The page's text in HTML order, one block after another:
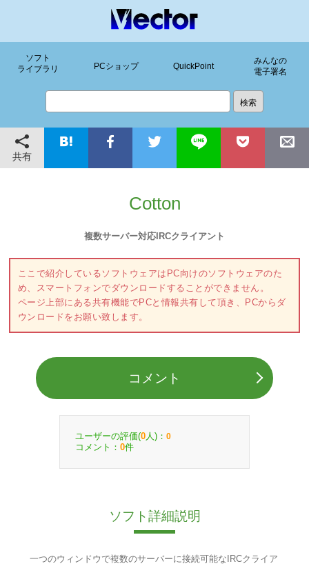
ソフト
ライブラリ
PCショップ QuickPoint
みんなの
電子署名
共有
Cotton
複数サーバー対応IRCクライアント
ここで紹介しているソフトウェアはPC向けのソフトウェアのた
め、スマートフォンでダウンロードすることができません。
ページ上部にある共有機能でPCと情報共有して頂き、PCからダ
ウンロードをお願い致します。
コメント
ユーザーの評価(0 人)： 0
コメント： 0件
ソフト詳細説明
一つのウィンドウで複数のサーバーに接続可能なIRCクライア